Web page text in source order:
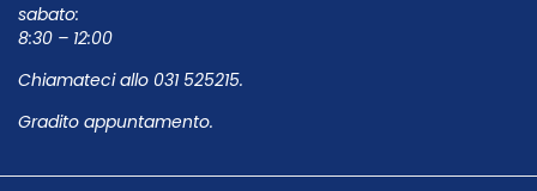
sabato:
8:30 – 12:00
Chiamateci allo 031 525215.
Gradito appuntamento.